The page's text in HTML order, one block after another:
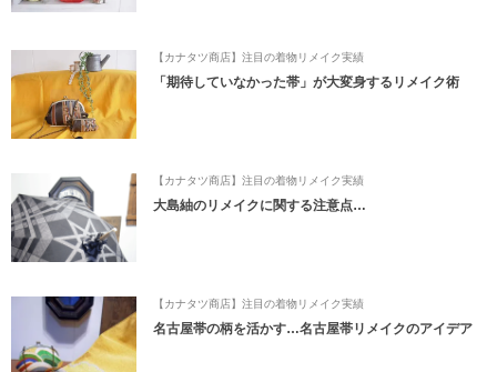
【カナタツ商店】注目の着物リメイク実績
「期待していなかった帯」が大変身するリメイク術
【カナタツ商店】注目の着物リメイク実績
大島紬のリメイクに関する注意点…
【カナタツ商店】注目の着物リメイク実績
名古屋帯の柄を活かす…名古屋帯リメイクのアイデア